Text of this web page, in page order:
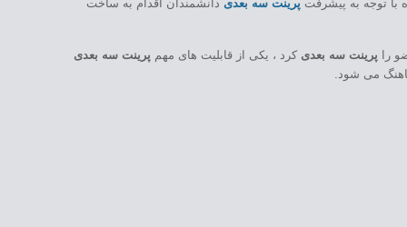
با توجه به پیشرفت پرینت سه بعدی دانشمندان اقدام به ساخت
را پرینت سه بعدی کرد ، یکی از قابلیت های مهم پرینت سه بعدی
می شود.